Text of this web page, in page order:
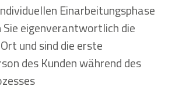
Einarbeitungsphase
Sie eigenverantwortlich die
und sind die erste
des Kunden während des